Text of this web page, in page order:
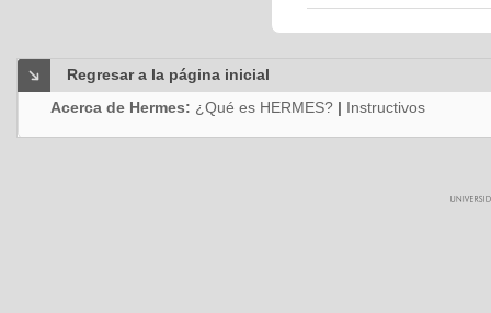
Regresar a la página inicial
Acerca de Hermes: ¿Qué es HERMES? | Instructivos